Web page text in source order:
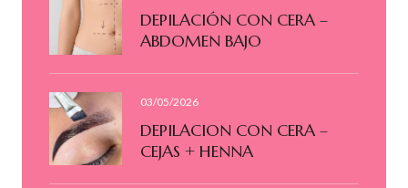
DEPILACIÓN CON CERA –
ABDOMEN BAJO
03/05/2026
DEPILACION CON CERA –
CEJAS + HENNA